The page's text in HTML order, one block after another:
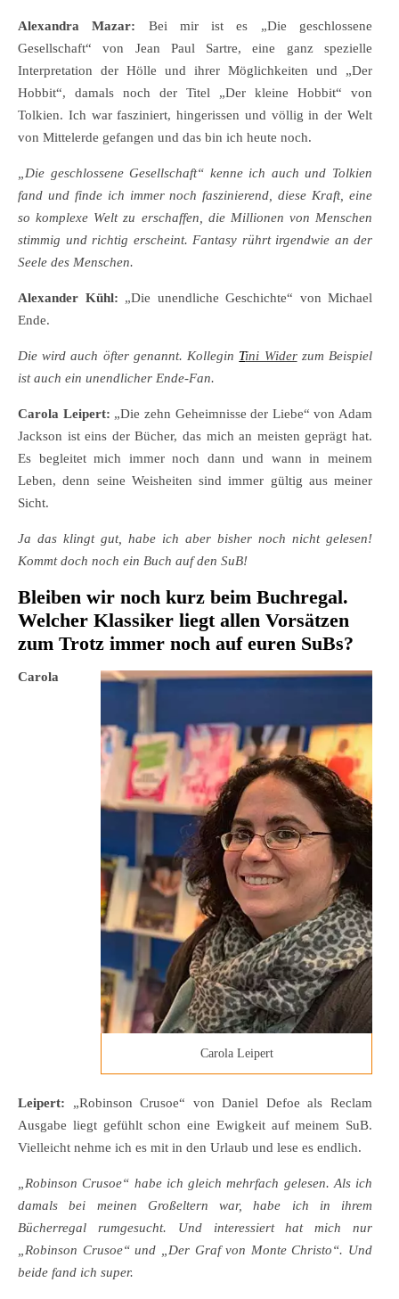
Alexandra Mazar: Bei mir ist es „Die geschlossene
Gesellschaft“ von Jean Paul Sartre, eine ganz spezielle
Interpretation der Hölle und ihrer Möglichkeiten und „Der
Hobbit“, damals noch der Titel „Der kleine Hobbit“ von
Tolkien. Ich war fasziniert, hingerissen und völlig in der Welt
von Mittelerde gefangen und das bin ich heute noch.
„Die geschlossene Gesellschaft“ kenne ich auch und Tolkien
fand und finde ich immer noch faszinierend, diese Kraft, eine
so komplexe Welt zu erschaffen, die Millionen von Menschen
stimmig und richtig erscheint. Fantasy rührt irgendwie an der
Seele des Menschen.
Alexander Kühl: „Die unendliche Geschichte“ von Michael
Ende.
Die wird auch öfter genannt. Kollegin Tini Widerzum Beispiel
ist auch ein unendlicher Ende-Fan.
Carola Leipert: „Die zehn Geheimnisse der Liebe“ von Adam
Jackson ist eins der Bücher, das mich an meisten geprägt hat.
Es begleitet mich immer noch dann und wann in meinem
Leben, denn seine Weisheiten sind immer gültig aus meiner
Sicht.
Ja das klingt gut, habe ich aber bisher noch nicht gelesen!
Kommt doch noch ein Buch auf den SuB!
Bleiben wir noch kurz beim Buchregal.
Welcher Klassiker liegt allen Vorsätzen
zum Trotz immer noch auf euren SuBs?
Carola Leipert
Carola
Leipert: „Robinson Crusoe“ von Daniel Defoe als Reclam
Ausgabe liegt gefühlt schon eine Ewigkeit auf meinem SuB.
Vielleicht nehme ich es mit in den Urlaub und lese es endlich.
„Robinson Crusoe“ habe ich gleich mehrfach gelesen. Als ich
damals bei meinen Großeltern war, habe ich in ihrem
Bücherregal rumgesucht. Und interessiert hat mich nur
„Robinson Crusoe“ und „Der Graf von Monte Christo“. Und
beide fand ich super.